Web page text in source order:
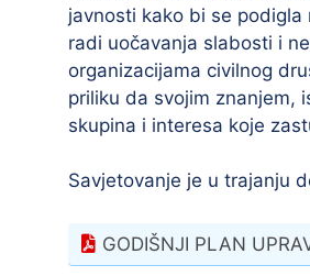
Prostorni plan uređenja
I. izmjene i dopune
uređenja Općine Tovarnik
II. izmjene i dopune
III. izmjene i dopune
uređenja Općine Tovarnik
javnosti kako bi se
radi uočavanja slabosti i
organizacijama civilnog
priliku da svojim znanjem,
skupina i interesa koje
Savjetovanje je u trajanju
GODIŠNJI PLAN